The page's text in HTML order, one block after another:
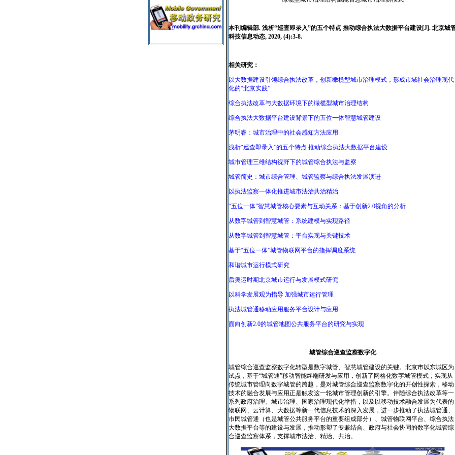
本刊编辑部. 浅析“巡查即录入”的五个特点 推动综合执法大数据平台建设[J]. 北京城
科技信息动态, 2020, (4):3-8.
相关研究：
以大数据建设引领综合执法改革，创新橄榄型城市治理模式，形成市域社会治理现代
化的“北京实践”
综合执法改革与大数据环境下的橄榄型城市治理结构
综合执法大数据平台建设背景下的五位一体智慧城管建设
茅明睿：城市治理中的社会感知方法应用
浅析“巡查即录入”的五个特点 推动综合执法大数据平台建设
城市管理三维结构视野下的城管综合执法与监察
城管简史：城市综合管理、城管监察与综合执法发展演进
以执法监察一体化推进城市法治共治精治
“五位一体”智慧城管核心要素与互动关系：基于创新2.0视角的分析
从数字城管到智慧城管：系统建模与实现路径
从数字城管到智慧城管：平台实现与关键技术
基于“五位一体”城管物联网平台的指挥调度系统
和谐城市运行模式研究
后奥运时期北京城市运行与发展模式研究
以科学发展观为指导 加强城市运行管理
执法城管通移动应用服务平台设计与应用
面向创新2.0的城管地图公共服务平台的研究与实现
城管综合巡查监察数字化
城管综合巡查监察数字化转型是数字城管、智慧城管建设的关键。北京市以东城区为
试点，基于“城管通”移动智能终端研发与应用，创新了网格化数字城管模式，实现从
传统城市管理向数字城管的跨越，是对城管综合巡查监察数字化的开创性探索，移动
技术的融合发展与应用正是触发这一轮城市管理创新的引擎。伴随综合执法改革等一
系列政府治理、城市治理、国家治理现代化举措，以及以移动技术融合发展为代表的
物联网、云计算、大数据等新一代信息技术的深入发展，进一步推动了执法城管通、
市民城管通（也是城管公共服务平台的重要组成部分）、城管物联网平台、综合执法
大数据平台等的建设与发展，推动形塑了专兼结合、政府与社会协同的数字化城管综
合巡查监察体系，支撑城市法治、精治、共治。